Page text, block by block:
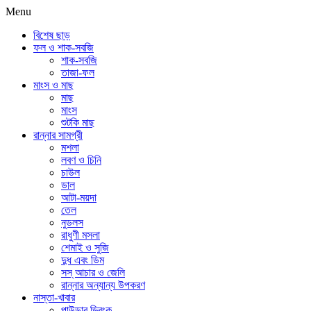
Menu
বিশেষ ছাড়
ফল ও শাক-সবজি
শাক-সবজি
তাজা-ফল
মাংস ও মাছ
মাছ
মাংস
শুটকি মাছ
রান্নার সামগ্রী
মশলা
লবণ ও চিনি
চাউল
ডাল
আটা-ময়দা
তেল
নুডলস
রাধুণী মসলা
শেমাই ও সুজি
দুধ এবং ডিম
সস্ আচার ও জেলি
রান্নার অন্যান্য উপকরণ
নাস্তা-খাবার